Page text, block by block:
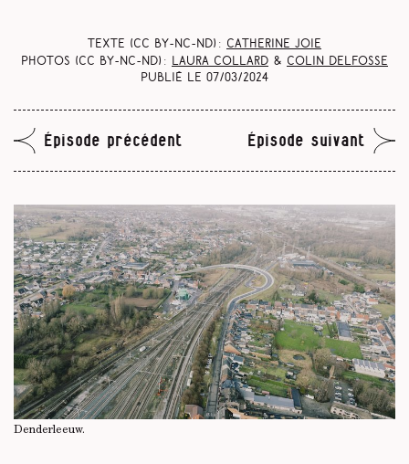
Texte (CC BY-NC-ND) : Catherine Joie
Photos (CC BY-NC-ND) :
Laura Collard & Colin Delfosse
Publié le 07/03/2024
Épisode précédent Épisode suivant
Denderleeuw.